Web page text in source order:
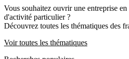
Vous souhaitez ouvrir une entreprise
d'activité particulier ?
Découvrez toutes les thématiques des
Voir toutes les thématiques